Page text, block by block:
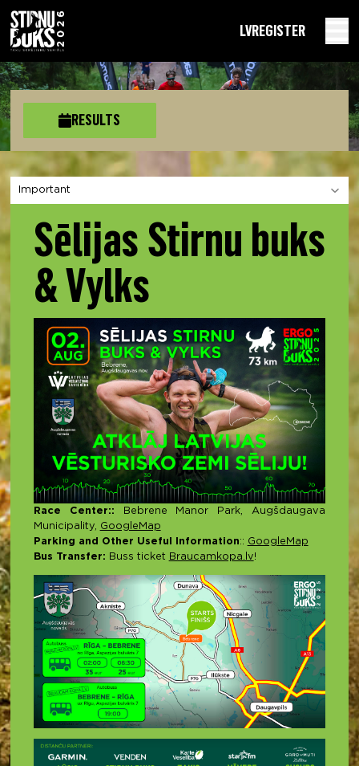
LVREGISTER
RESULTS
Sēlijas Stirnu buks
& Vylks
Race Center:: Bebrene Manor Park, Augšdaugava
Municipality,
GoogleMap
Parking and Other Useful Information:: GoogleMap
Bus Transfer: Buss ticket Braucamkopa.lv!